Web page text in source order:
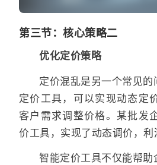
第三节：核心策略二
优化定价策略
定价混乱是另一个常见
定价工具，可以实现动态定
客户需求调整价格。某批发
价工具，实现了动态调价，利
智能定价工具不仅能帮助